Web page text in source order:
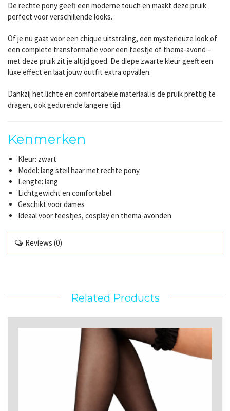
De rechte pony geeft een moderne touch en maakt deze pruik
perfect voor verschillende looks.
Of je nu gaat voor een chique uitstraling, een mysterieuze look of
een complete transformatie voor een feestje of thema-avond –
met deze pruik zit je altijd goed. De diepe zwarte kleur geeft een
luxe effect en laat jouw outfit extra opvallen.
Dankzij het lichte en comfortabele materiaal is de pruik prettig te
dragen, ook gedurende langere tijd.
Kenmerken
Kleur: zwart
Model: lang steil haar met rechte pony
Lengte: lang
Lichtgewicht en comfortabel
Geschikt voor dames
Ideaal voor feestjes, cosplay en thema-avonden
Reviews (0)
Related Products